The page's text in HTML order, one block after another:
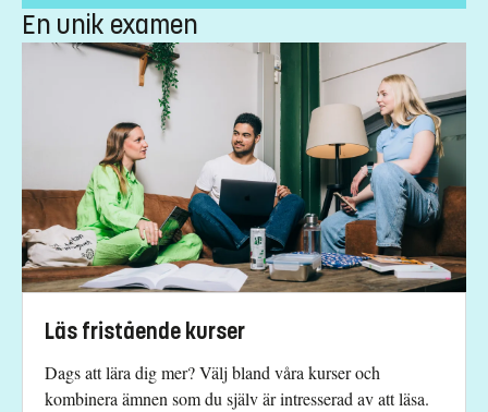
Urval
Akademiska poäng grundnivå
Studieavgift
13500 kr - OBS! Gäller bara studenter utanför EU/EES och
Schweiz.
Har du frågor om kursen, kontakta oss.
Anki Rune, administratör
Kinga Barrafrem, studierektor
En unik examen
Läs fristående kurser
Dags att lära dig mer? Välj bland våra kurser och
kombinera ämnen som du själv är intresserad av att läsa.